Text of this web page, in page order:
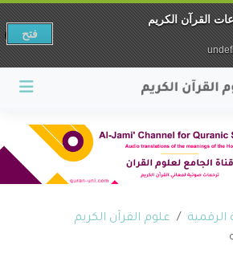
الرقمية
علوم القرآن الكريم
القرآن الكريم
فتح